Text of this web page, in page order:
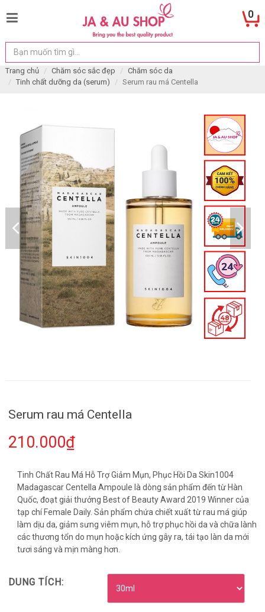
0
Trang chủ Chăm sóc sắc đẹp
Chăm sóc da
Tinh chất dưỡng da (serum)
Serum rau má Centella
Serum rau má Centella
210.000₫
Tinh Chất Rau Má Hỗ Trợ Giảm Mụn, Phục Hồi Da Skin1004
Madagascar Centella Ampoule là dòng sản phẩm đến từ Hàn
Quốc, đoạt giải thưởng Best of Beauty Award 2019 Winner của
tạp chí Female Daily. Sản phẩm chứa chiết xuất từ rau má giúp
làm dịu da, giảm sưng viêm mụn, hỗ trợ phục hồi da và chữa lành
các thương tổn do mụn hoặc kích ứng gây ra, tái tạo làn da mới
tươi sáng và mịn màng hơn.
DUNG TÍCH: